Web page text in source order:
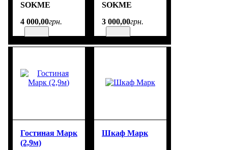
SOKME
4 000,00грн.
SOKME
3 000,00грн.
Гостиная Марк
(2,9м)
Шкаф Марк